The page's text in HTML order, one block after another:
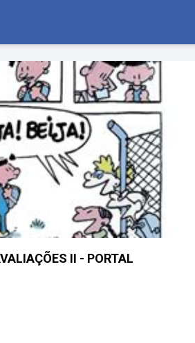
II - PORTAL